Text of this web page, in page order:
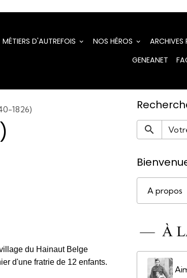
MÉTIERS D'AUTREFOIS NOS HÉROS
ARCHIVES
GENEANET
1826)
du Hainaut Belge
d'une fratrie de 12 enfants.
A propos